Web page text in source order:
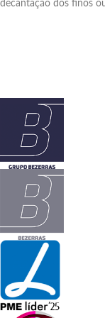
decantação dos finos